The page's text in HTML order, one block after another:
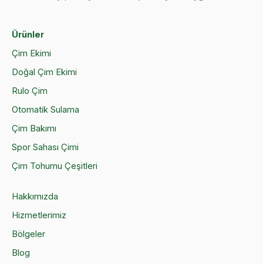
Ürünler
Çim Ekimi
Doğal Çim Ekimi
Rulo Çim
Otomatik Sulama
Çim Bakımı
Spor Sahası Çimi
Çim Tohumu Çeşitleri
Hakkımızda
Hizmetlerimiz
Bölgeler
Blog